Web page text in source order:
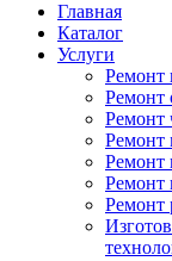
Главная
Каталог
Услуги
Ремонт
Ремонт
Ремонт
Ремонт
Ремонт
Ремонт
Ремонт